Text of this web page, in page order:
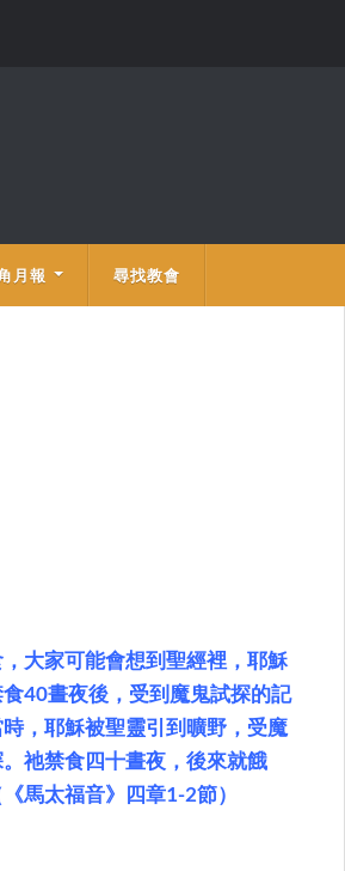
月報 尋找教會
大家可能會想到聖經裡，耶穌
40晝夜後，受到魔鬼試探的記
，耶穌被聖靈引到曠野，受魔
。祂禁食四十晝夜，後來就餓
馬太福音》四章1-2節）